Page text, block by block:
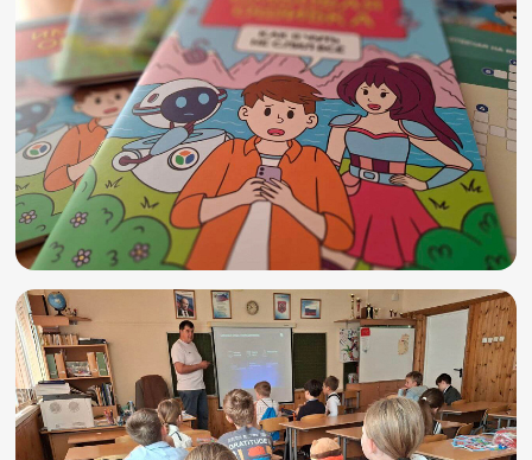
Видео
Инфографики
Презентации
Кибершкола
Итоги событий
Личный кабинет
English
События
Итоги событий
Игры и тренажеры
Игра «Знания»
Знания в тестах
Викторина
Словарь
Настолка
Памятки